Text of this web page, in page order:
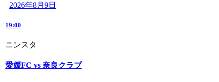
2026年8月9日
19:00
ニンスタ
愛媛FC vs 奈良クラブ